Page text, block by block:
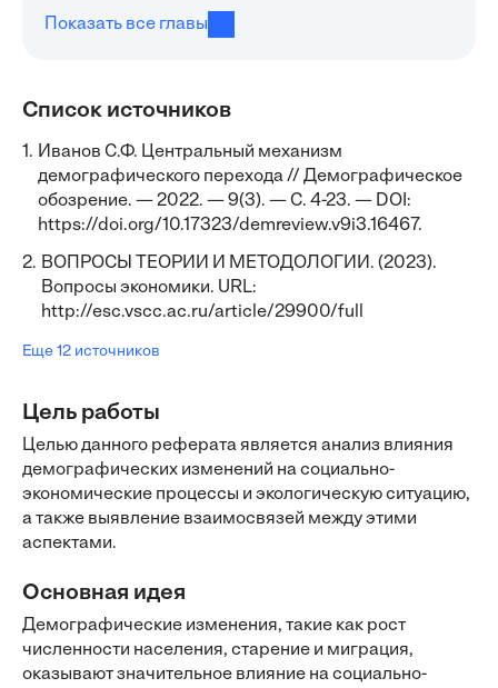
Показать все главы
Список источников
1. Иванов С.Ф. Центральный механизм
демографического перехода // Демографическое
обозрение. — 2022. — 9(3). — С. 4-23. — DOI:
https://doi.org/10.17323/demreview.v9i3.16467.
2. ВОПРОСЫ ТЕОРИИ И МЕТОДОЛОГИИ. (2023).
Вопросы экономики. URL:
http://esc.vscc.ac.ru/article/29900/full
Еще 12 источников
Цель работы
Целью данного реферата является анализ влияния
демографических изменений на социально-
экономические процессы и экологическую ситуацию,
а также выявление взаимосвязей между этими
аспектами.
Основная идея
Демографические изменения, такие как рост
численности населения, старение и миграция,
оказывают значительное влияние на социально-